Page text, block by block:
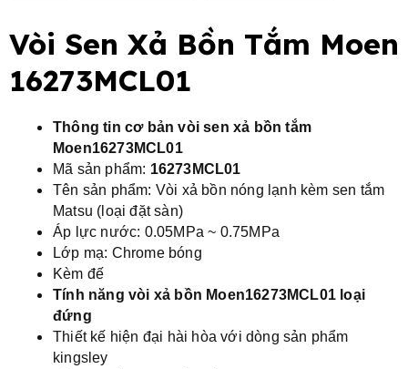
Vòi Sen Xả Bồn Tắm Moen
16273MCL01
Thông tin cơ bản vòi sen xả bồn tắm
Moen16273MCL01
Mã sản phẩm: 16273MCL01
Tên sản phẩm: Vòi xả bồn nóng lạnh kèm sen tắm
Matsu (loại đặt sàn)
Áp lực nước: 0.05MPa ~ 0.75MPa
Lớp mạ: Chrome bóng
Kèm đế
Tính năng vòi xả bồn Moen16273MCL01 loại
đứng
Thiết kế hiện đại hài hòa với dòng sản phẩm
kingsley